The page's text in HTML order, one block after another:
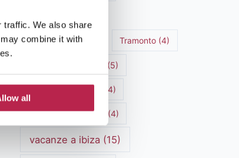
traffic. We also share
combine it with
all
Storia di Ibiza Tramonto (4)
(5)
(4)
Vacanza in spiaggia (4)
vacanze a ibiza (15)